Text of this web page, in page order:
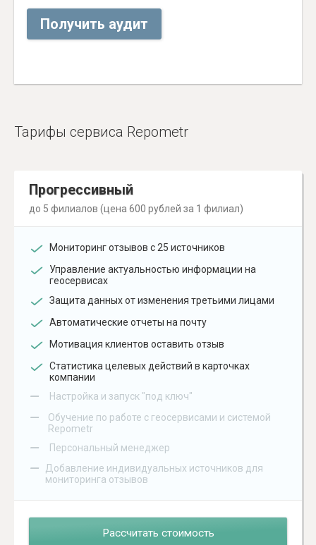
Получить аудит
Тарифы сервиса Repometr
Прогрессивный
до 5 филиалов (цена 600 рублей за 1 филиал)
Мониторинг отзывов с 25 источников
Управление актуальностью информации на
геосервисах
Защита данных от изменения третьими лицами
Автоматические отчеты на почту
Мотивация клиентов оставить отзыв
Статистика целевых действий в карточках
компании
– Настройка и запуск "под ключ"
–
Обучение по работе с геосервисами и системой
Repometr
– Персональный менеджер
–
Добавление индивидуальных источников для
мониторинга отзывов
Рассчитать стоимость